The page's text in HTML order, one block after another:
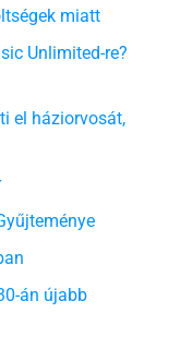
miatt
Unlimited-re?
el háziorvosát,
án újabb